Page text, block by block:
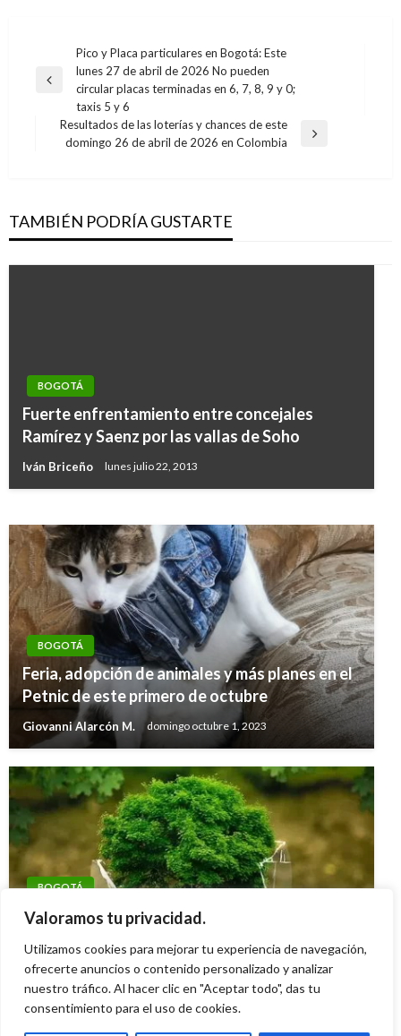
Valoramos tu privacidad.
Utilizamos cookies para mejorar tu experiencia de navegación,
ofrecerte anuncios o contenido personalizado y analizar
nuestro tráfico. Al hacer clic en "Aceptar todo", das tu
consentimiento para el uso de cookies.
Navegación
de
entradas
Entrada
anterior
Pico y Placa particulares en Bogotá: Este
lunes 27 de abril de 2026 No pueden
circular placas terminadas en 6, 7, 8, 9 y 0;
taxis 5 y 6
Entrada
Resultados de las loterías y chances de este
domingo 26 de abril de 2026 en Colombia
TAMBIÉN PODRÍA GUSTARTE
BOGOTÁ
Fuerte enfrentamiento entre concejales
Ramírez y Saenz por las vallas de Soho
Iván Briceño lunes julio 22, 2013
Cortes de agua para hoy viernes 26 de
BOGOTÁ
Feria, adopción de animales y más planes en el
Petnic de este primero de octubre
Giovanni Alarcón M. domingo octubre 1, 2023
BOGOTÁ
No se pierda el Laboratorio sensorial para
Giovanni Alarcón M. lunes septiembre 18, 2023